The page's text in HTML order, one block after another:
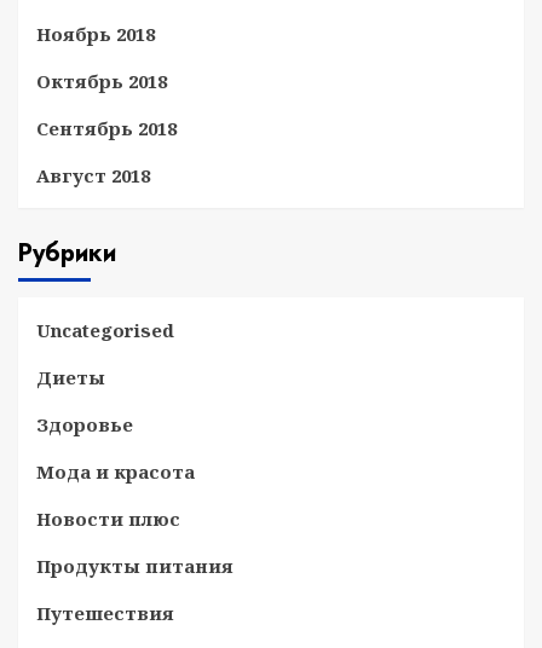
Ноябрь 2018
Октябрь 2018
Сентябрь 2018
Август 2018
Рубрики
Uncategorised
Диеты
Здоровье
Мода и красота
Новости плюс
Продукты питания
Путешествия